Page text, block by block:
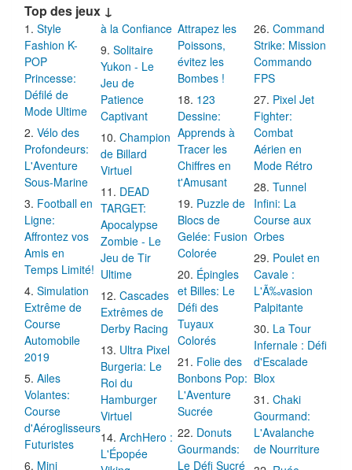
Top des jeux ↓
Style
Fashion K-
POP
Princesse:
Défilé de
Mode Ultime
Vélo des
Profondeurs:
L'Aventure
Sous-Marine
Football en
Ligne:
Affrontez vos
Amis en
Temps Limité!
Simulation
Extrême de
Course
Automobile
2019
Ailes
Volantes:
Course
d'Aéroglisseurs
Futuristes
Mini
à la Confiance
Solitaire
Yukon - Le
Jeu de
Patience
Captivant
Champion
de Billard
Virtuel
DEAD
TARGET:
Apocalypse
Zombie - Le
Jeu de Tir
Ultime
Cascades
Extrêmes de
Derby Racing
Ultra Pixel
Burgeria: Le
Roi du
Hamburger
Virtuel
ArchHero :
L'Épopée
Attrapez les
Poissons,
évitez les
Bombes !
123
Dessine:
Apprends à
Tracer les
Chiffres en
t'Amusant
Puzzle de
Blocs de
Gelée: Fusion
Colorée
Épingles
et Billes: Le
Défi des
Tuyaux
Colorés
Folie des
Bonbons Pop:
L'Aventure
Sucrée
Donuts
Gourmands:
Le Défi Sucré
Command
Strike: Mission
Commando
FPS
Pixel Jet
Fighter:
Combat
Aérien en
Mode Rétro
Tunnel
Infini: La
Course aux
Orbes
Poulet en
Cavale :
L'Ã‰vasion
Palpitante
La Tour
Infernale : Défi
d'Escalade
Blox
Chaki
Gourmand:
L'Avalanche
de Nourriture